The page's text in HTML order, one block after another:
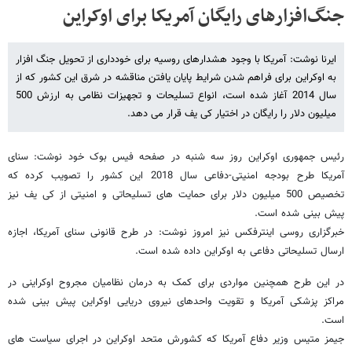
جنگ‌افزارهای رایگان آمریکا برای اوکراین
ایرنا نوشت: آمریکا با وجود هشدارهای روسیه برای خودداری از تحویل جنگ افزار
به اوکراین برای فراهم شدن شرایط پایان یافتن مناقشه در شرق این کشور که از
سال 2014 آغاز شده است، انواع تسلیحات و تجهیزات نظامی به ارزش 500
میلیون دلار را رایگان در اختیار کی یف قرار می دهد.
رئیس جمهوری اوکراین روز سه شنبه در صفحه فیس بوک خود نوشت: سنای
آمریکا طرح بودجه امنیتی-دفاعی سال 2018 این کشور را تصویب کرده که
تخصیص 500 میلیون دلار برای حمایت های تسلیحاتی و امنیتی از کی یف نیز
پیش بینی شده است.
خبرگزاری روسی اینترفکس نیز امروز نوشت: در طرح قانونی سنای آمریکا، اجازه
ارسال تسلیحاتی دفاعی به اوکراین داده شده است.
در این طرح همچنین مواردی برای کمک به درمان نظامیان مجروح اوکراینی در
مراکز پزشکی آمریکا و تقویت واحدهای نیروی دریایی اوکراین پیش بینی شده
است.
جیمز متیس وزیر دفاع آمریکا که کشورش متحد اوکراین در اجرای سیاست های